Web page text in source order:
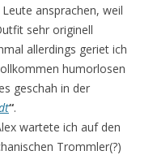
ansprachen, weil
sehr originell
allerdings geriet ich
humorlosen
geschah in der
“.
wartete ich auf den
Trommler(?)